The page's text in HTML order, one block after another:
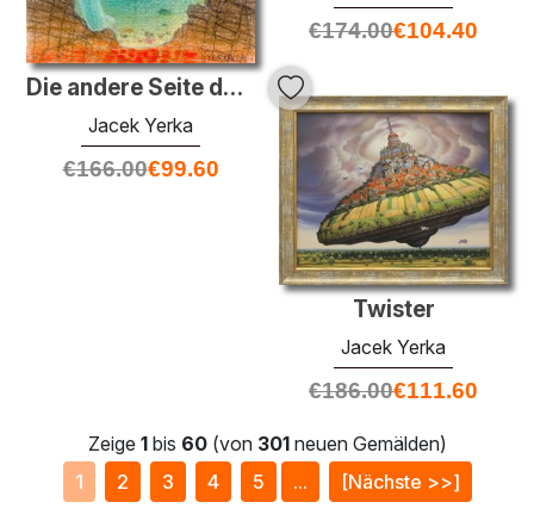
€174.00€104.40
Die andere Seite des Schlosses
Jacek Yerka
€166.00€99.60
Twister
Jacek Yerka
€186.00€111.60
Zeige 1bis 60(von 301neuen Gemälden)
1
2 3 4 5 ... [Nächste >>]